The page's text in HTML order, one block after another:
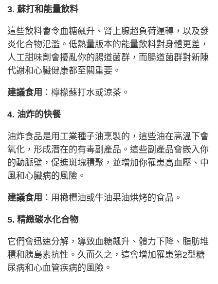
3. 蘇打和能量飲料
這些飲料會令血糖飆升、腎上腺超負荷運轉，以及發
炎化合物氾濫。低熱量版本的能量飲料對身體更差，
人工甜味劑會擾亂你的腸道菌群，而腸道菌群對新陳
代謝和心臟健康都至關重要。
建議食用 ：檸檬蘇打水或涼茶。
4. 油炸的快餐
油炸食品是用工業種子油烹製的，這些油在高溫下會
氧化，形成潛在的有毒副產品。這些副產品會嵌入你
的動脈壁，促進斑塊積聚，並增加你罹患高血壓、中
風和心臟病的風險。
建議食用 ：用橄欖油或牛油果油烘烤的食品。
5. 精緻碳水化合物
它們會迅速分解，導致血糖飆升、體力下降、脂肪堆
積和胰島素抗性。久而久之，這會增加罹患第2型糖
尿病和心血管疾病的風險。